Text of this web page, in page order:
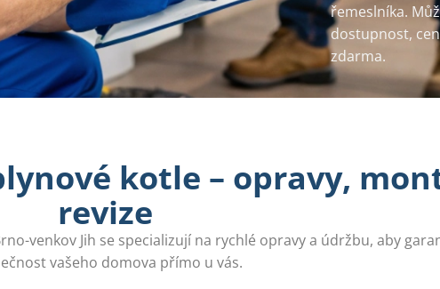
řemeslníka.
dostupnost,
zdarma.
kotle – opravy,
revize
venkov Jih se specializují na rychlé opravy a údržbu, aby
vašeho domova přímo u vás.